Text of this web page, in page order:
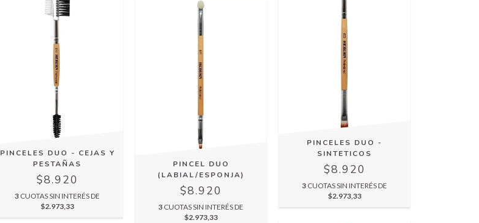
PINCELES DUO - CEJAS Y
PESTAÑAS
$8.920
3 CUOTAS SIN INTERÉS DE
$2.973,33
PINCEL DUO
(LABIAL/ESPONJA)
$8.920
3 CUOTAS SIN INTERÉS DE
$2.973,33
PINCELES DUO -
SINTETICOS
$8.920
3 CUOTAS SIN INTERÉS DE
$2.973,33